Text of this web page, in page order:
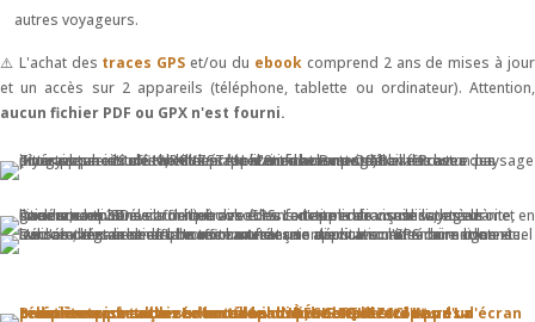
autres voyageurs.
⚠️ L'achat des traces GPS et/ou du ebookcomprend 2 ans de mises à jour
et un accès sur 2 appareils (téléphone, tablette ou ordinateur). Attention,
aucun fichier PDF ou GPX n'est fourni.